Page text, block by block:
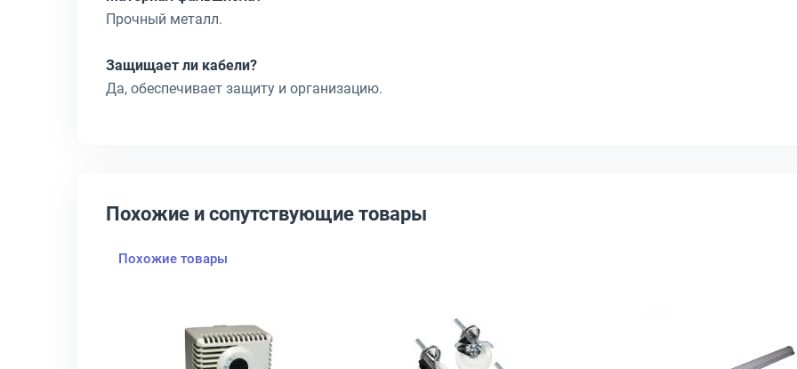
Прочный металл.
Защищает ли кабели?
Да, обеспечивает защиту и организацию.
Похожие и сопутствующие товары
Похожие товары